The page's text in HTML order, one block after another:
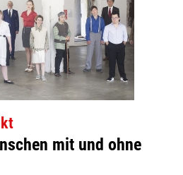
mit und ohne